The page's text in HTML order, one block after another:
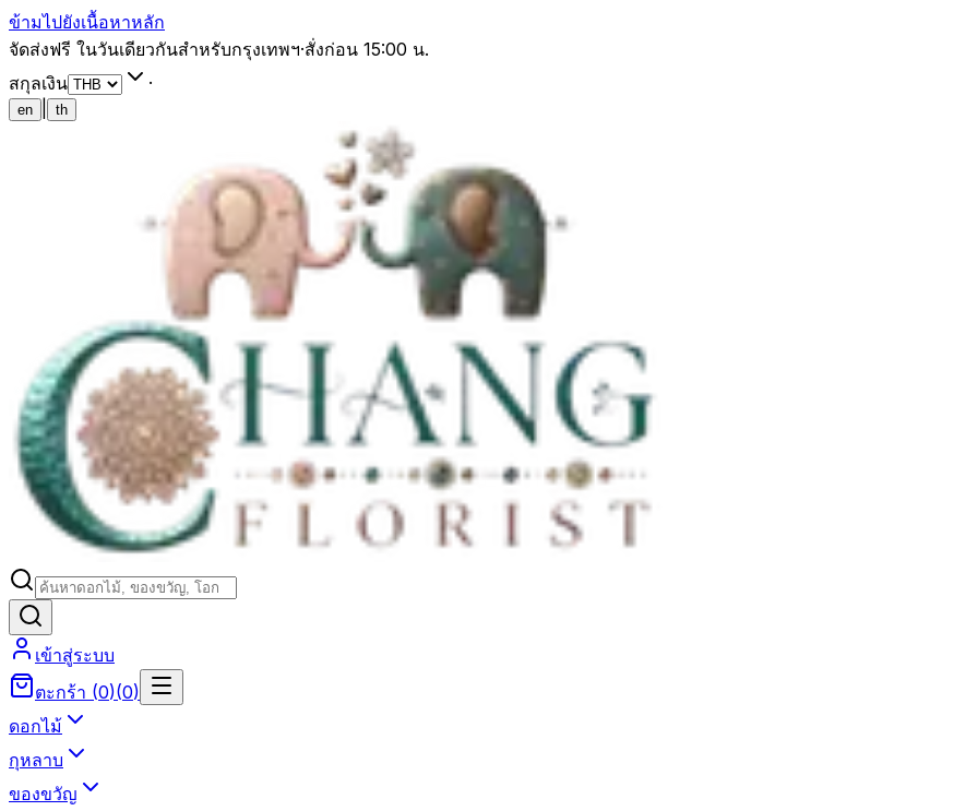
ข้ามไปยังเนื้อหาหลัก
จัดส่งฟรี ในวันเดียวกันสำหรับกรุงเทพฯ·สั่งก่อน 15:00 น.
สกุลเงิน
·
en th
เข้าสู่ระบบ
ตะกร้า (0)(0)
ดอกไม้
กุหลาบ
ของขวัญ